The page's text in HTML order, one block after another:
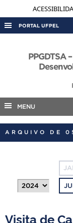
PORTAL UFPEL
AUDITORIA
INTERNACIONAL
TELEFONES
PPGDTSA
MENU
ARQUIVO DE
Visita de